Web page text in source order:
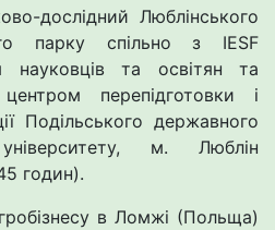
дослідний Люблінського
парку спільно з IESF
науковців та освітян та
перепідготовки і
Подільського державного
університету, м. Люблін
годин).
в Ломжі (Польща)